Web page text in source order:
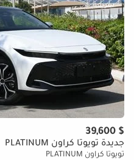
$ 39,600
جديدة تويوتا كراون PLATINUM
تويوتا كراون PLATINUM